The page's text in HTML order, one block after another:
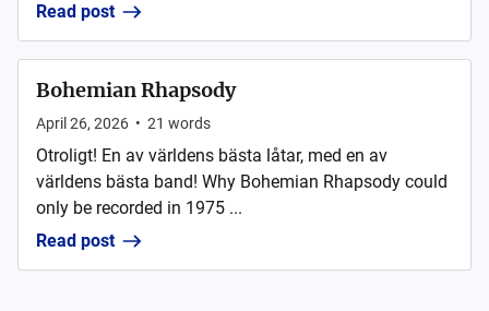
Read post
Bohemian Rhapsody
April 26, 2026 • 21 words
Otroligt! En av världens bästa låtar, med en av
världens bästa band! Why Bohemian Rhapsody could
only be recorded in 1975 ...
Read post